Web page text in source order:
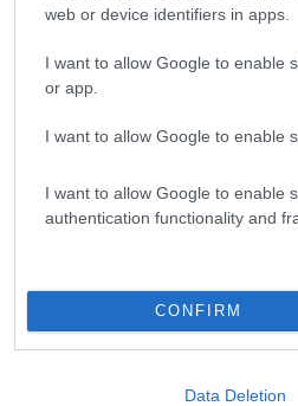
web or device identifiers in apps.
I want to allow Google to enable
or app.
I want to allow Google to enable
I want to allow Google to enable
authentication functionality and
CONFIRM
Data Deletion
Οι Επαρχιώτες
ασυλίας του
Αθηναίων σε
στον στίβο
ενέργεια,…